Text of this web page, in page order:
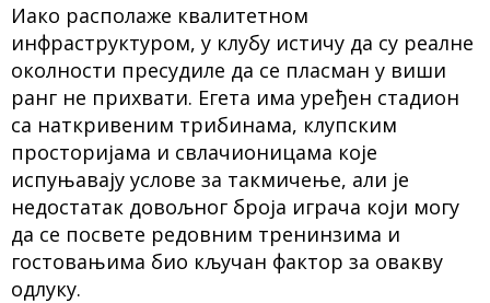
Иако располаже квалитетном
инфраструктуром, у клубу истичу да су реалне
околности пресудиле да се пласман у виши
ранг не прихвати. Егета има уређен стадион
са наткривеним трибинама, клупским
просторијама и свлачионицама које
испуњавају услове за такмичење, али је
недостатак довољног броја играча који могу
да се посвете редовним тренинзима и
гостовањима био кључан фактор за овакву
одлуку.